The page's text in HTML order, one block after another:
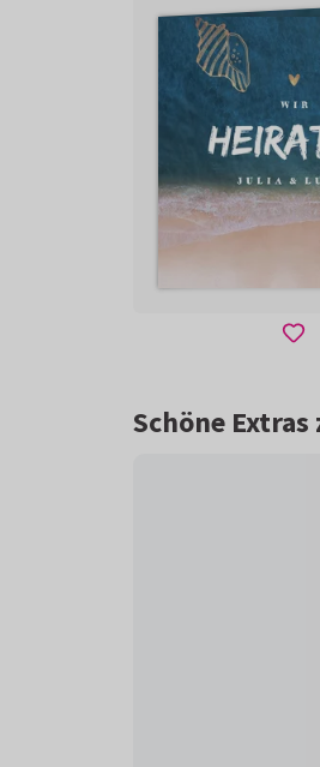
Schöne